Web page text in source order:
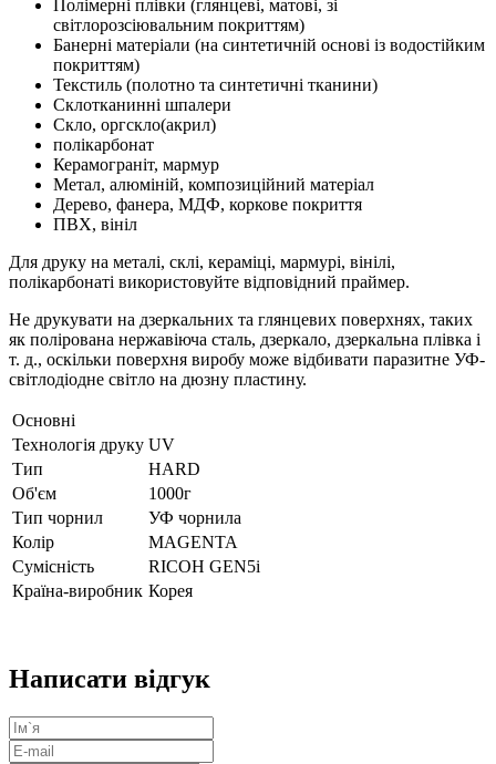
Полімерні плівки (глянцеві, матові, зі
світлорозсіювальним покриттям)
Банерні матеріали (на синтетичній основі із водостійким
покриттям)
Текстиль (полотно та синтетичні тканини)
Склотканинні шпалери
Скло, оргскло(акрил)
полікарбонат
Керамограніт, мармур
Метал, алюміній, композиційний матеріал
Дерево, фанера, МДФ, коркове покриття
ПВХ, вініл
Для друку на металі, склі, кераміці, мармурі, вінілі,
полікарбонаті використовуйте відповідний праймер.
Не друкувати на дзеркальних та глянцевих поверхнях, таких
як полірована нержавіюча сталь, дзеркало, дзеркальна плівка і
т. д., оскільки поверхня виробу може відбивати паразитне УФ-
світлодіодне світло на дюзну пластину.
Основні
Технологія друку UV
Тип
HARD
Об'єм
1000г
Тип чорнил
УФ чорнила
Колір
MAGENTA
Сумісність
RICOH GEN5i
Країна-виробник Корея
Написати відгук